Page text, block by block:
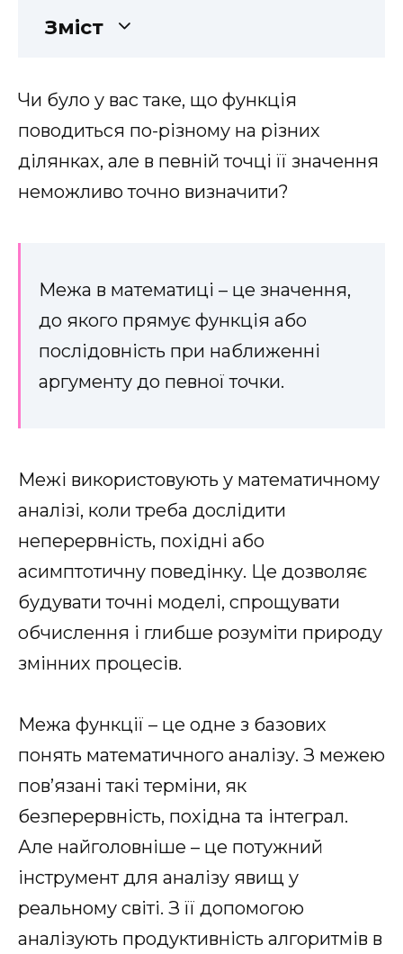
Зміст
Чи було у вас таке, що функція
поводиться по-різному на різних
ділянках, але в певній точці її значення
неможливо точно визначити?
Межа в математиці – це значення,
до якого прямує функція або
послідовність при наближенні
аргументу до певної точки.
Межі використовують у математичному
аналізі, коли треба дослідити
неперервність, похідні або
асимптотичну поведінку. Це дозволяє
будувати точні моделі, спрощувати
обчислення і глибше розуміти природу
змінних процесів.
Межа функції – це одне з базових
понять математичного аналізу. З межею
пов’язані такі терміни, як
безперервність, похідна та інтеграл.
Але найголовніше – це потужний
інструмент для аналізу явищ у
реальному світі. З її допомогою
аналізують продуктивність алгоритмів в